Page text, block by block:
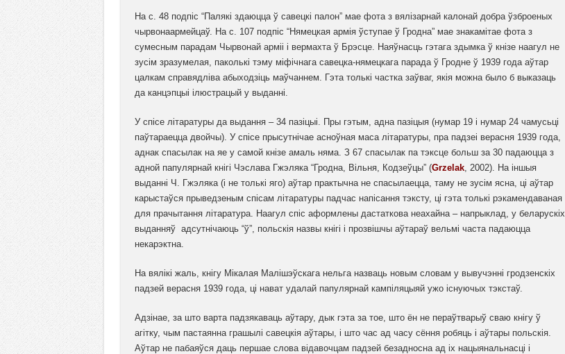
На с. 48 подпіс “Палякі здаюцца ў савецкі палон” мае фота з вялізарнай калонай добра ўзброеных
чырвонаармейцаў. На с. 107 подпіс “Нямецкая армія ўступае ў Гродна” мае знакамітае фота з
сумесным парадам Чырвонай арміі і вермахта ў Брэсце. Наяўнасць гэтага здымка ў кнізе наагул не
зусім зразумелая, паколькі тэму міфічнага савецка-нямецкага парада ў Гродне ў 1939 года аўтар
цалкам справядліва абыходзіць маўчаннем. Гэта толькі частка заўваг, якія можна было б выказаць
да канцэпцыі ілюстрацый у выданні.
У спісе літаратуры да выдання – 34 пазіцыі. Пры гэтым, адна пазіцыя (нумар 19 і нумар 24 чамусьці
паўтараецца двойчы). У спісе прысутнічае асноўная маса літаратуры, пра падзеі верасня 1939 года,
аднак спасылак на яе у самой кнізе амаль няма. З 67 спасылак па тэксце больш за 30 падаюцца з
адной папулярнай кнігі Чэслава Гжэляка “Гродна, Вільня, Кодзеўцы” (Grzelak, 2002). На іншыя
выданні Ч. Гжэляка (і не толькі яго) аўтар практычна не спасылаецца, таму не зусім ясна, ці аўтар
карыстаўся прыведзеным спісам літаратуры падчас напісання тэксту, ці гэта толькі рэкамендаваная
для прачытання літаратура. Наагул спіс аформлены дастаткова неахайна – напрыклад, у беларускіх
выданняў адсутнічаюць “ў”, польскія назвы кнігі і прозвішчы аўтараў вельмі часта падаюцца
некарэктна.
На вялікі жаль, кнігу Мікалая Малішэўскага нельга назваць новым словам у вывучэнні гродзенскіх
падзей верасня 1939 года, ці нават удалай папулярнай кампіляцыяй ужо існуючых тэкстаў.
Адзінае, за што варта падзякаваць аўтару, дык гэта за тое, што ён не пераўтварыў сваю кнігу ў
агітку, чым пастаянна грашылі савецкія аўтары, і што час ад часу сёння робяць і аўтары польскія.
Аўтар не пабаяўся даць першае слова відавочцам падзей безадносна ад іх нацыянальнасці і